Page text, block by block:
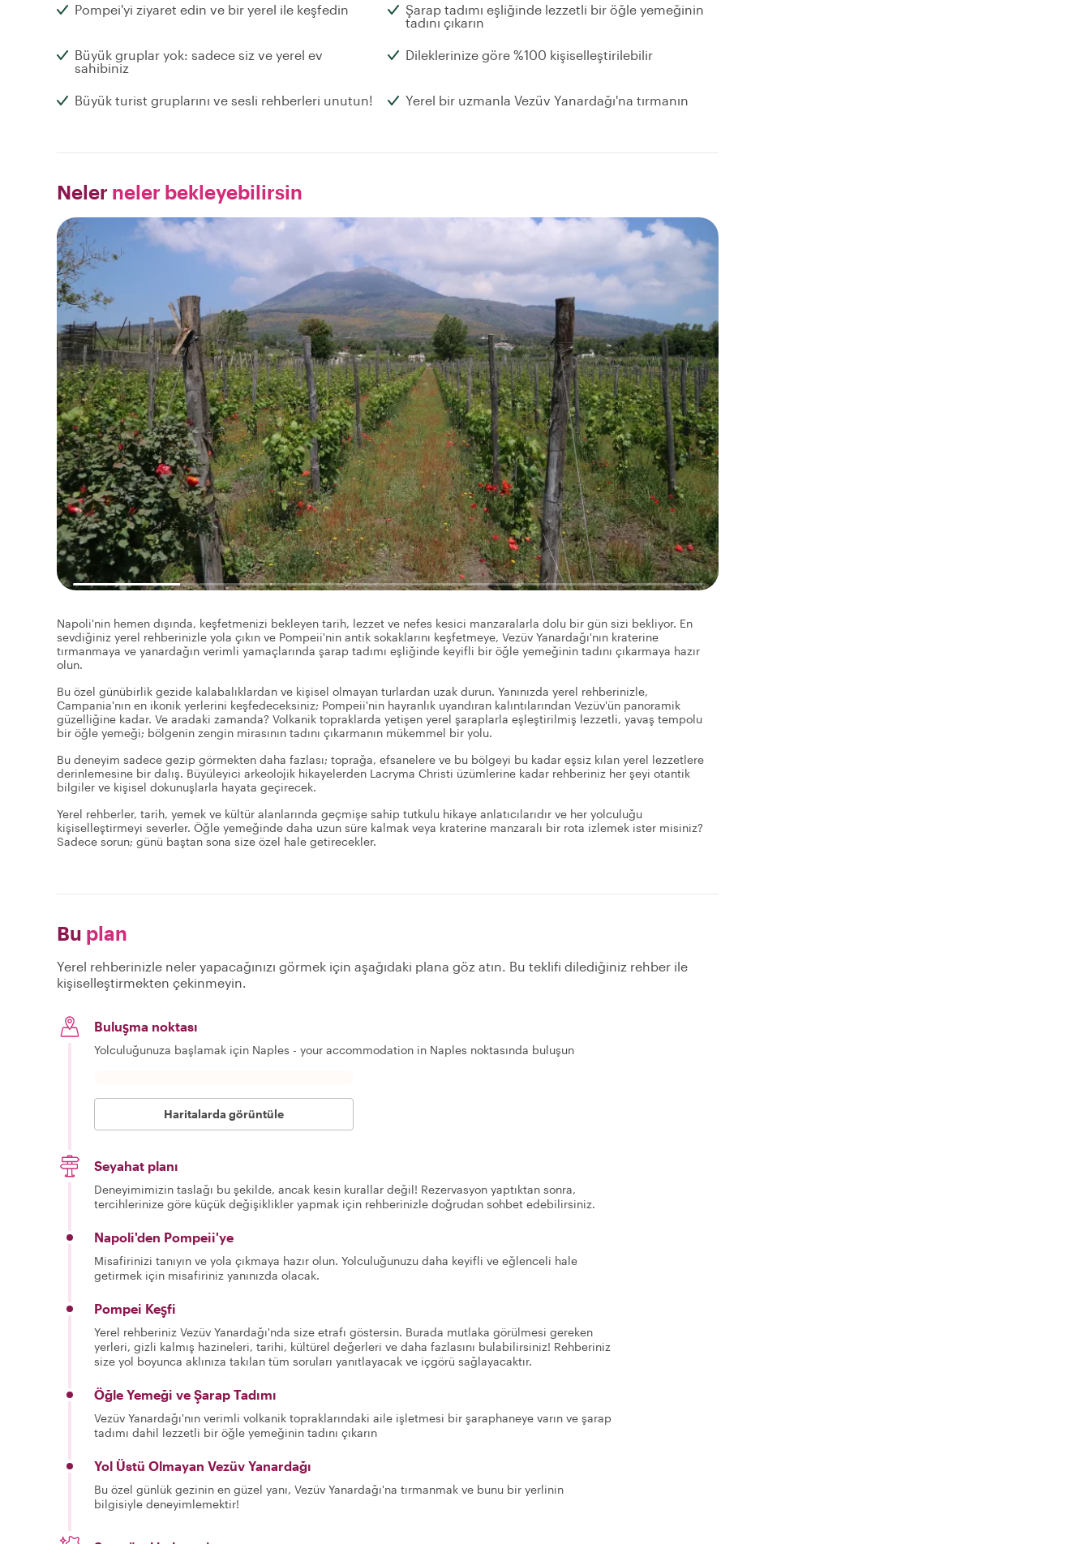
Pompei'yi ziyaret edin ve bir yerel ile keşfedin
Şarap tadımı eşliğinde lezzetli bir öğle yemeğinin
tadını çıkarın
Büyük gruplar yok: sadece siz ve yerel ev
sahibiniz
Dileklerinize göre %100 kişiselleştirilebilir
Büyük turist gruplarını ve sesli rehberleri unutun! Yerel bir uzmanla Vezüv Yanardağı'na tırmanın
Neler neler bekleyebilirsin
Napoli'nin hemen dışında, keşfetmenizi bekleyen tarih, lezzet ve nefes kesici manzaralarla dolu bir gün sizi bekliyor. En
sevdiğiniz yerel rehberinizle yola çıkın ve Pompeii'nin antik sokaklarını keşfetmeye, Vezüv Yanardağı'nın kraterine
tırmanmaya ve yanardağın verimli yamaçlarında şarap tadımı eşliğinde keyifli bir öğle yemeğinin tadını çıkarmaya hazır
olun.
Bu özel günübirlik gezide kalabalıklardan ve kişisel olmayan turlardan uzak durun. Yanınızda yerel rehberinizle,
Campania'nın en ikonik yerlerini keşfedeceksiniz; Pompeii'nin hayranlık uyandıran kalıntılarından Vezüv'ün panoramik
güzelliğine kadar. Ve aradaki zamanda? Volkanik topraklarda yetişen yerel şaraplarla eşleştirilmiş lezzetli, yavaş tempolu
bir öğle yemeği; bölgenin zengin mirasının tadını çıkarmanın mükemmel bir yolu.
Bu deneyim sadece gezip görmekten daha fazlası; toprağa, efsanelere ve bu bölgeyi bu kadar eşsiz kılan yerel lezzetlere
derinlemesine bir dalış. Büyüleyici arkeolojik hikayelerden Lacryma Christi üzümlerine kadar rehberiniz her şeyi otantik
bilgiler ve kişisel dokunuşlarla hayata geçirecek.
Yerel rehberler, tarih, yemek ve kültür alanlarında geçmişe sahip tutkulu hikaye anlatıcılarıdır ve her yolculuğu
kişiselleştirmeyi severler. Öğle yemeğinde daha uzun süre kalmak veya kraterine manzaralı bir rota izlemek ister misiniz?
Sadece sorun; günü baştan sona size özel hale getirecekler.
Bu plan
Yerel rehberinizle neler yapacağınızı görmek için aşağıdaki plana göz atın. Bu teklifi dilediğiniz rehber ile
kişiselleştirmekten çekinmeyin.
Buluşma noktası
Yolculuğunuza başlamak için Naples - your accommodation in Naples noktasında buluşun
Haritalarda görüntüle
Seyahat planı
Deneyimimizin taslağı bu şekilde, ancak kesin kurallar değil! Rezervasyon yaptıktan sonra,
tercihlerinize göre küçük değişiklikler yapmak için rehberinizle doğrudan sohbet edebilirsiniz.
Napoli'den Pompeii'ye
Misafirinizi tanıyın ve yola çıkmaya hazır olun. Yolculuğunuzu daha keyifli ve eğlenceli hale
getirmek için misafiriniz yanınızda olacak.
Pompei Keşfi
Yerel rehberiniz Vezüv Yanardağı'nda size etrafı göstersin. Burada mutlaka görülmesi gereken
yerleri, gizli kalmış hazineleri, tarihi, kültürel değerleri ve daha fazlasını bulabilirsiniz! Rehberiniz
size yol boyunca aklınıza takılan tüm soruları yanıtlayacak ve içgörü sağlayacaktır.
Öğle Yemeği ve Şarap Tadımı
Vezüv Yanardağı'nın verimli volkanik topraklarındaki aile işletmesi bir şaraphaneye varın ve şarap
tadımı dahil lezzetli bir öğle yemeğinin tadını çıkarın
Yol Üstü Olmayan Vezüv Yanardağı
Bu özel günlük gezinin en güzel yanı, Vezüv Yanardağı'na tırmanmak ve bunu bir yerlinin
bilgisiyle deneyimlemektir!